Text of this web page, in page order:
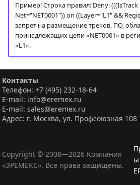
Пример! Строка правил: Deny:
Net="NET0001")) on ((Layer="L1" &&
запрет на размещение треков, ПО,
принадлежащих цепи «NET0001» в
«L1».
Контакты
Телефон: +7 (495) 232-18-64
E-mail: info@eremex.ru
E-mail: sales@eremex.ru
Адрес: г. Москва, ул. Профсоюзная 108
Copyright © 2008—2026 Компания
«ЭРЕМЕКС». Все права защищены.
ы